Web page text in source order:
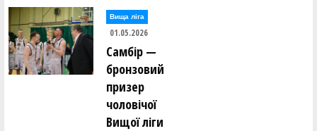
Вища лiга
01.05.2026
Самбір —
бронзовий
призер
чоловічої
Вищої ліги